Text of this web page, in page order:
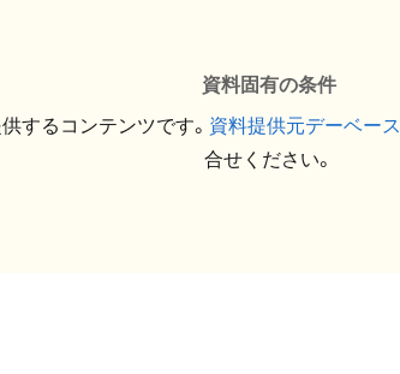
資料固有の条件
するコンテンツです。 資料提供元デーベース
合せください。